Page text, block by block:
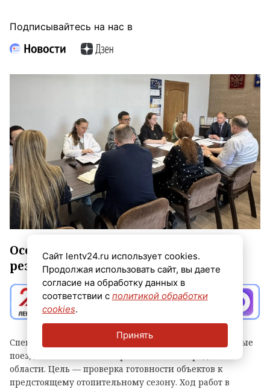
Подписывайтесь на нас в
Особое внимание — обеспечению
резервным топливом.
Специалисты комитета по ТЭК начали инспекционные
поездки по котельным в районах Ленинградской
области. Цель — проверка готовности объектов к
предстоящему отопительному сезону. Ход работ в
Сайт lentv24.ru использует cookies.
Продолжая использовать сайт, вы даете
согласие на обработку данных в
соответствии с политикой обработки
cookies.
Принять